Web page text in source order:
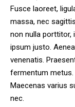
Fusce laoreet,
massa, nec
non nulla porttitor,
ipsum justo.
venenatis.
fermentum metus.
Maecenas varius
nec.